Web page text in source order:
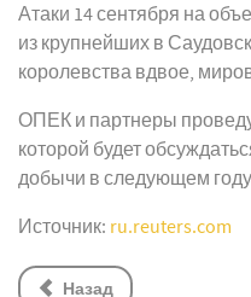
Атаки 14 сентября на
из крупнейших в
королевства вдвое,
ОПЕК и партнеры
которой будет
добычи в следующем
Источник: ru.reuters.com
Назад